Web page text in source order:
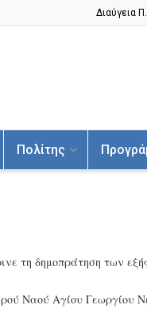
Διαύγεια
Πολίτης
τη δημοπράτηση των
Ναού Αγίου Γεωργίου